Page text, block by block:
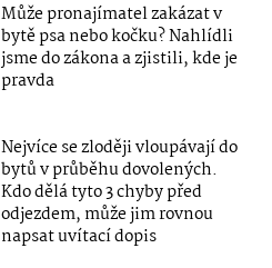
Může pronajímatel zakázat v
bytě psa nebo kočku? Nahlídli
jsme do zákona a zjistili, kde je
pravda
Nejvíce se zloději vloupávají do
bytů v průběhu dovolených.
Kdo dělá tyto 3 chyby před
odjezdem, může jim rovnou
napsat uvítací dopis